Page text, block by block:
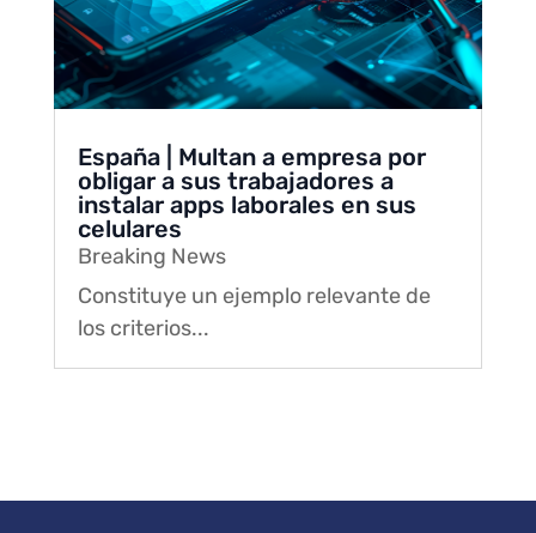
España | Multan a empresa por
obligar a sus trabajadores a
instalar apps laborales en sus
celulares
Breaking News
Constituye un ejemplo relevante de
los criterios...